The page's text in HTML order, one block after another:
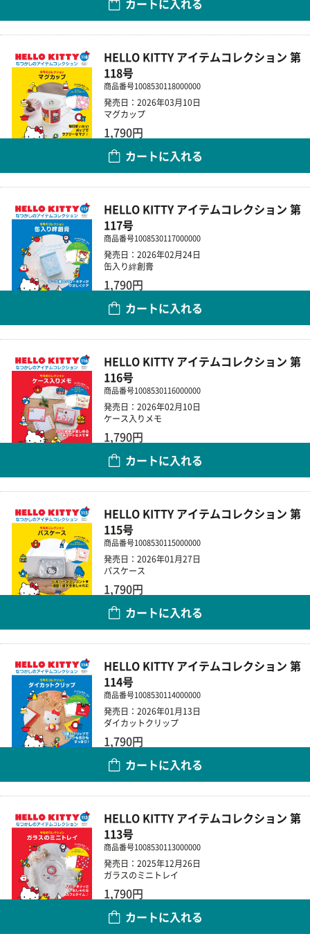
HELLO KITTY アイテムコレクション 第
118号
商品番号1008530118000000
発売日：2026年03月10日
マグカップ
1,790円
カートに入れる
HELLO KITTY アイテムコレクション 第
117号
商品番号1008530117000000
発売日：2026年02月24日
缶入り絆創膏
1,790円
カートに入れる
HELLO KITTY アイテムコレクション 第
116号
商品番号1008530116000000
発売日：2026年02月10日
ケース入りメモ
1,790円
カートに入れる
HELLO KITTY アイテムコレクション 第
115号
商品番号1008530115000000
発売日：2026年01月27日
パスケース
1,790円
カートに入れる
HELLO KITTY アイテムコレクション 第
114号
商品番号1008530114000000
発売日：2026年01月13日
ダイカットクリップ
1,790円
カートに入れる
HELLO KITTY アイテムコレクション 第
113号
商品番号1008530113000000
発売日：2025年12月26日
ガラスのミニトレイ
1,790円
カートに入れる